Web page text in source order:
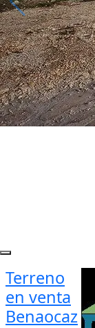
Terreno
en venta
Benaocaz